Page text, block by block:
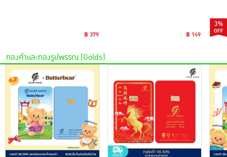
฿ 379 ฿ 149
3%
ทองคำและทองรูปพรรณ (Golds)